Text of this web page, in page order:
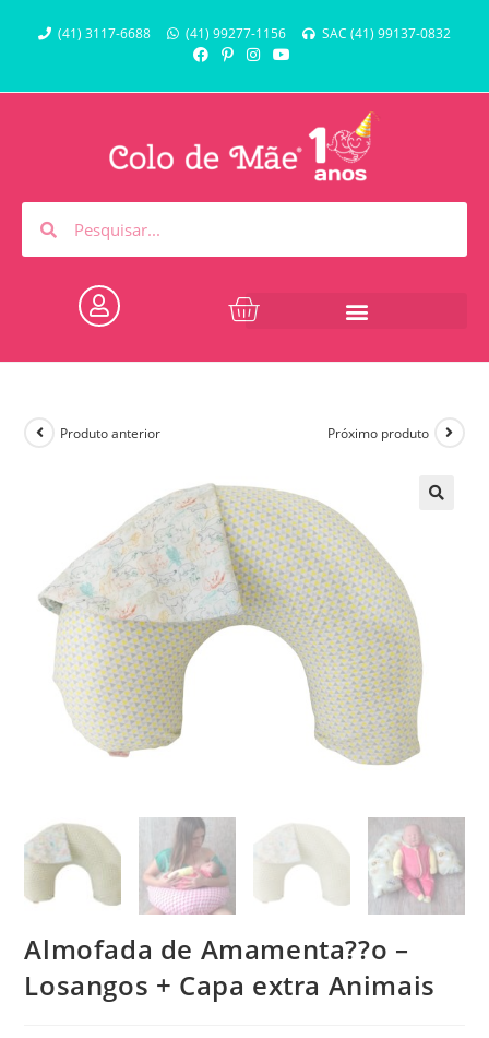
(41) 3117-6688 (41) 99277-1156 SAC (41) 99137-0832
Produto anterior Próximo produto
Almofada de Amamenta??o –
Losangos + Capa extra Animais